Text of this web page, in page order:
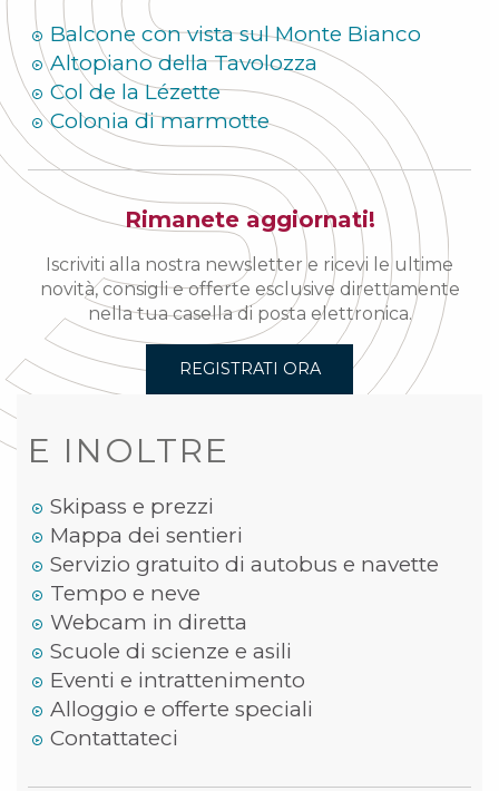
Balcone con vista sul Monte Bianco
Altopiano della Tavolozza
Col de la Lézette
Colonia di marmotte
Rimanete aggiornati!
Iscriviti alla nostra newsletter e ricevi le ultime
novità, consigli e offerte esclusive direttamente
nella tua casella di posta elettronica.
REGISTRATI ORA
E INOLTRE
Skipass e prezzi
Mappa dei sentieri
Servizio gratuito di autobus e navette
Tempo e neve
Webcam in diretta
Scuole di scienze e asili
Eventi e intrattenimento
Alloggio e offerte speciali
Contattateci